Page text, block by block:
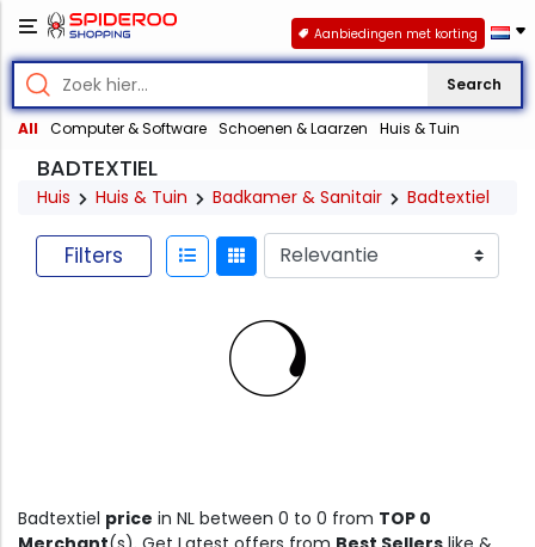
Search
All Computer & Software Schoenen & Laarzen Huis & Tuin
Aanbiedingen met korting
BADTEXTIEL
Huis Huis & Tuin Badkamer & Sanitair Badtextiel
Filters
Badtextiel price in NL between 0 to 0 from TOP 0